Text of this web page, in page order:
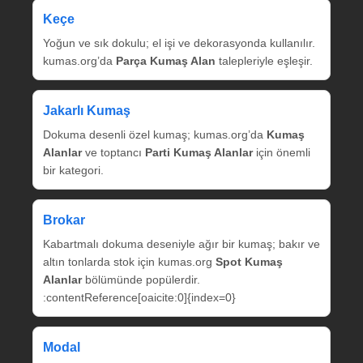
Keçe
Yoğun ve sık dokulu; el işi ve dekorasyonda kullanılır.
kumas.org’da Parça Kumaş Alan talepleriyle eşleşir.
Jakarlı Kumaş
Dokuma desenli özel kumaş; kumas.org’da Kumaş
Alanlarve toptancı Parti Kumaş Alanlariçin önemli
bir kategori.
Brokar
Kabartmalı dokuma deseniyle ağır bir kumaş; bakır ve
altın tonlarda stok için kumas.org Spot Kumaş
Alanlarbölümünde popülerdir.
:contentReference[oaicite:0]{index=0}
Modal